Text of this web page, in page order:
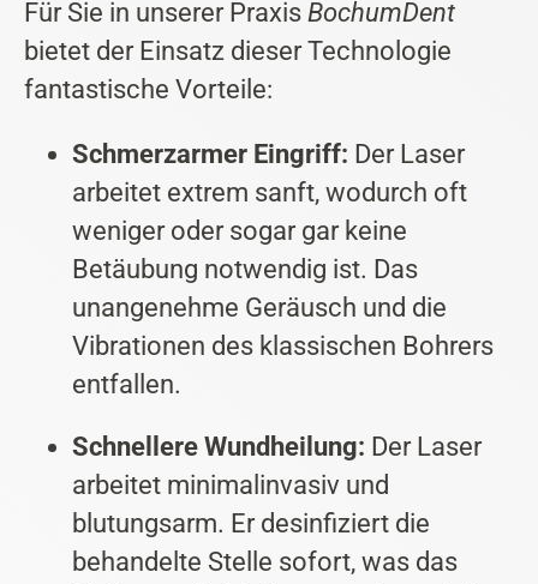
Für Sie in unserer Praxis BochumDent
bietet der Einsatz dieser Technologie
fantastische Vorteile:
Schmerzarmer Eingriff: Der Laser
arbeitet extrem sanft, wodurch oft
weniger oder sogar gar keine
Betäubung notwendig ist. Das
unangenehme Geräusch und die
Vibrationen des klassischen Bohrers
entfallen.
Schnellere Wundheilung: Der Laser
arbeitet minimalinvasiv und
blutungsarm. Er desinfiziert die
behandelte Stelle sofort, was das